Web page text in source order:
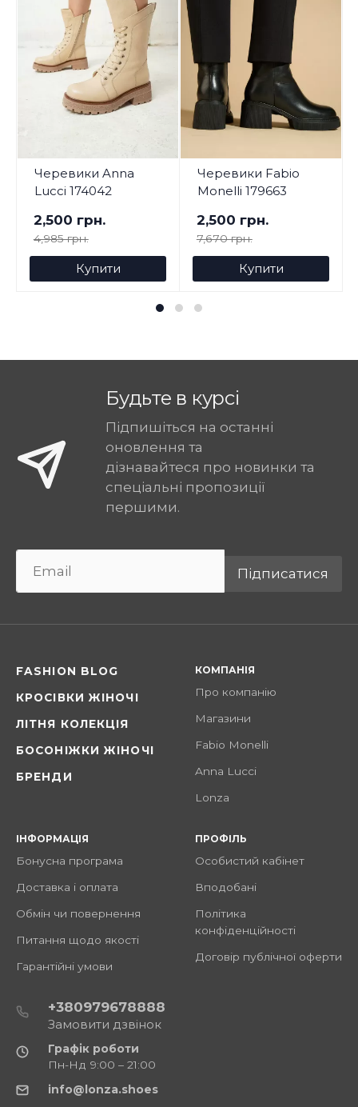
Черевики Anna
Lucci 174042
2,500 грн.
4,985 грн.
Купити
Черевики Fabio
Monelli 179663
2,500 грн.
7,670 грн.
Купити
Будьте в курсі
Підпишіться на останні
оновлення та
дізнавайтеся про новинки та
спеціальні пропозиції
першими.
Підписатися
FASHION BLOG
КРОСІВКИ ЖІНОЧІ
ЛІТНЯ КОЛЕКЦІЯ
БОСОНІЖКИ ЖІНОЧІ
БРЕНДИ
КОМПАНІЯ
Про компанію
Магазини
Fabio Monelli
Anna Lucci
Lonza
ІНФОРМАЦІЯ
Бонусна програма
Доставка і оплата
Обмін чи повернення
Питання щодо якості
Гарантійні умови
ПРОФІЛЬ
Особистий кабінет
Вподобані
Політика
конфіденційності
Договір публічної оферти
+380979678888
Замовити дзвінок
Графік роботи
Пн-Нд 9:00 – 21:00
info@lonza.shoes